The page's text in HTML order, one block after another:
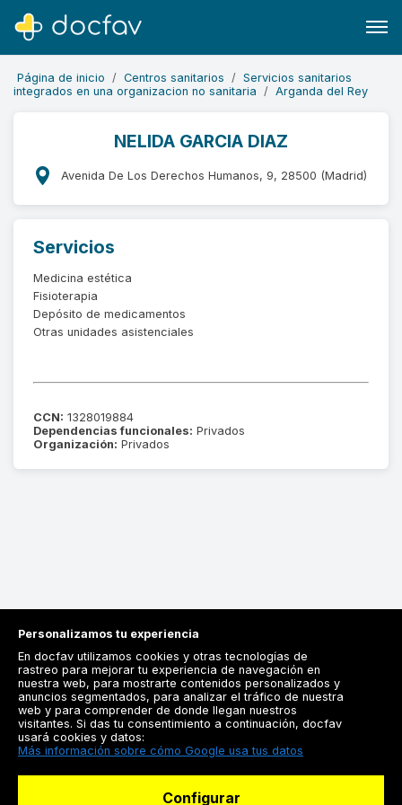
Página de inicio Centros sanitarios
Servicios sanitarios
integrados en una organizacion no sanitaria
Arganda del Rey
NELIDA GARCIA DIAZ
Avenida De Los Derechos Humanos, 9, 28500 (Madrid)
Servicios
Medicina estética
Fisioterapia
Depósito de medicamentos
Otras unidades asistenciales
CCN: 1328019884
Dependencias funcionales: Privados
Organización: Privados
Registrarse
Docfav
Personalizamos tu experiencia
En docfav utilizamos cookies y otras tecnologías de
rastreo para mejorar tu experiencia de navegación en
nuestra web, para mostrarte contenidos personalizados y
anuncios segmentados, para analizar el tráfico de nuestra
web y para comprender de donde llegan nuestros
visitantes. Si das tu consentimiento a continuación, docfav
usará cookies y datos:
Más información sobre cómo Google usa tus datos
Configurar